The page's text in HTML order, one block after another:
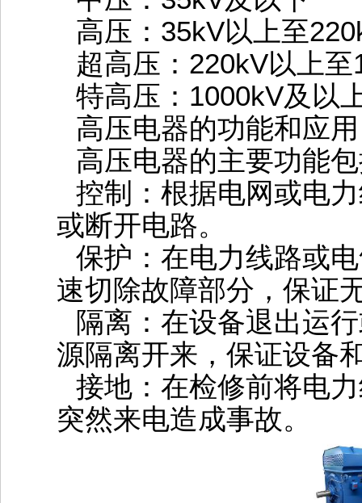
高压‌：35kV以上至
超高压‌：220kV以上至
特高压‌：1000kV及以
高压电器的功能和应用
高压电器的主要功能
控制‌：根据电网或电
或断开电路。
保护‌：在电力线路或
速切除故障部分，保证
隔离‌：在设备退出运
源隔离开来，保证设备
接地‌：在检修前将电
突然来电造成事故‌。